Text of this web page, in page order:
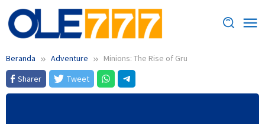
Loncat
ke
konten
Beranda Adventure
Minions: The Rise of Gru
Sharer
Tweet